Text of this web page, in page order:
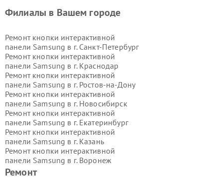
Ремонт
Филиалы в Вашем городе
Ремонт кнопки интерактивной
панели Samsung в г. Санкт-Петербург
Ремонт кнопки интерактивной
панели Samsung в г. Краснодар
Ремонт кнопки интерактивной
панели Samsung в г. Ростов-на-Дону
Ремонт кнопки интерактивной
панели Samsung в г. Новосибирск
Ремонт кнопки интерактивной
панели Samsung в г. Екатеринбург
Ремонт кнопки интерактивной
панели Samsung в г. Казань
Ремонт кнопки интерактивной
панели Samsung в г. Воронеж
Ремонт кнопки интерактивной
панели Samsung в г.